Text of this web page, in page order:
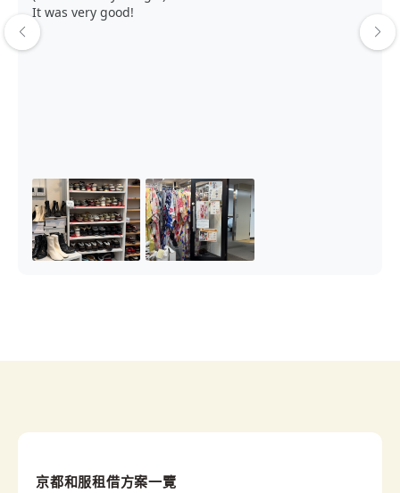
It was very good!
京都和服租借方案一覽